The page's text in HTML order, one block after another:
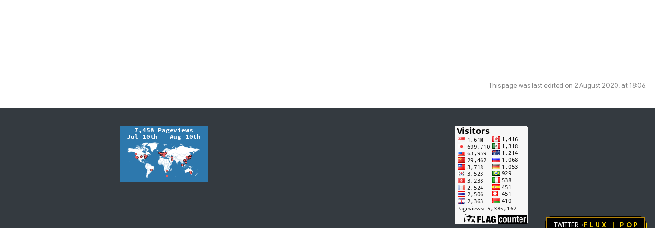
This page was last edited on 2 August 2020, at 18:06.
Twitter→FLUX | pop